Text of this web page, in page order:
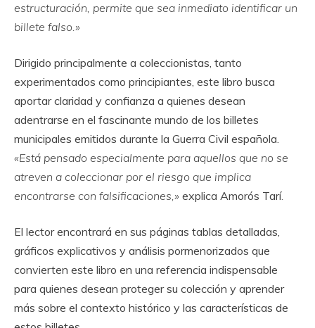
estructuración, permite que sea inmediato identificar un
billete falso.»
Dirigido principalmente a coleccionistas, tanto
experimentados como principiantes, este libro busca
aportar claridad y confianza a quienes desean
adentrarse en el fascinante mundo de los billetes
municipales emitidos durante la Guerra Civil española.
«Está pensado especialmente para aquellos que no se
atreven a coleccionar por el riesgo que implica
encontrarse con falsificaciones,» explica Amorós Tarí.
El lector encontrará en sus páginas tablas detalladas,
gráficos explicativos y análisis pormenorizados que
convierten este libro en una referencia indispensable
para quienes desean proteger su colección y aprender
más sobre el contexto histórico y las características de